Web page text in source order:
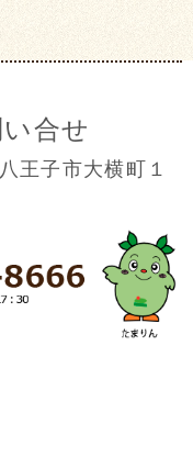
合せ
王子市大横町１